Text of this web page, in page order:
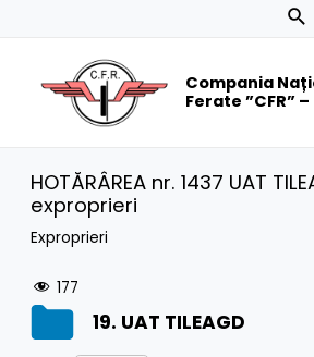
Compania
Ferate ”CFR” –
HOTĂRÂREA nr. 1437 UAT
exproprieri
Exproprieri
177
19. UAT TILEAGD